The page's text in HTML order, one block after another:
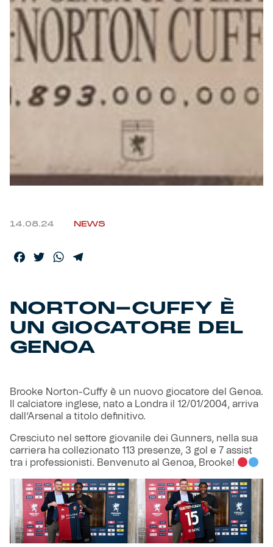
Robe di Kappa x Genoa
Vintage Collection
Kids
Accessori
Helan x Genoa
Isolani x Genoa
Fortissimo batte il mio cuor
14.08.24 NEWS
Facebook
TwitterWhatsApp
NORTON-CUFFY È
UN GIOCATORE DEL
GENOA
Brooke Norton-Cuffy è un nuovo giocatore del Genoa.
Il calciatore inglese, nato a Londra il 12/01/2004, arriva
dall’Arsenal a titolo definitivo.
Cresciuto nel settore giovanile dei Gunners, nella sua
carriera ha collezionato 113 presenze, 3 gol e 7 assist
tra i professionisti. Benvenuto al Genoa, Brooke!